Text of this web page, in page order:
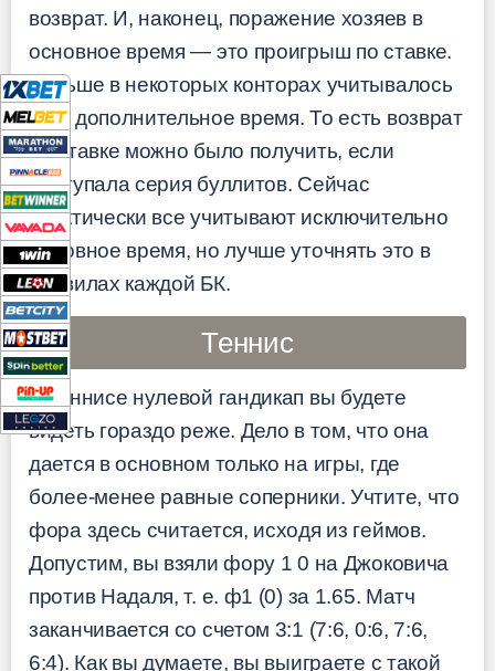
возврат. И, наконец, поражение хозяев в
основное время — это проигрыш по ставке.
Раньше в некоторых конторах учитывалось
еще дополнительное время. То есть возврат
по ставке можно было получить, если
наступала серия буллитов. Сейчас
практически все учитывают исключительно
основное время, но лучше уточнять это в
правилах каждой БК.
Теннис
В теннисе нулевой гандикап вы будете
видеть гораздо реже. Дело в том, что она
дается в основном только на игры, где
более-менее равные соперники. Учтите, что
фора здесь считается, исходя из геймов.
Допустим, вы взяли фору 1 0 на Джоковича
против Надаля, т. е. ф1 (0) за 1.65. Матч
заканчивается со счетом 3:1 (7:6, 0:6, 7:6,
6:4). Как вы думаете, вы выиграете с такой